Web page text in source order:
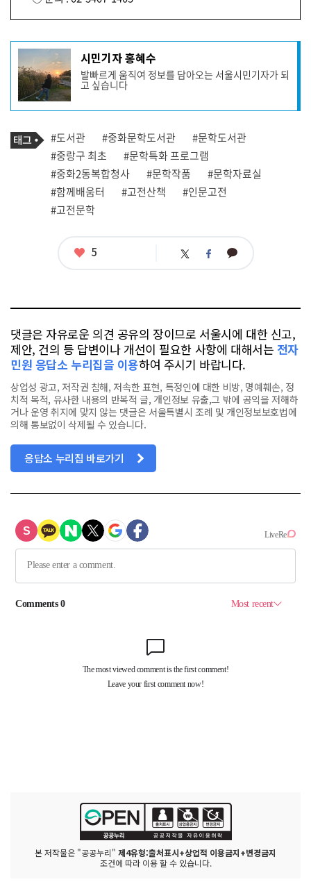
기
사
작
성
자
프
필
시민기자 홍혜수
발빠르게 움직여 정보를 담아오는 서울시민기자가 되
고 싶습니다
기
사
관
련
태
그
태
그
#도서관 #중화문학도서관
#문학도서관
#중랑구 최초
#문학특화 프로그램
#중화2동복합청사
#문학작품
#문학자료실
#함께배움터
#고전산책
#인문고전
#고전문학
좋
5 트 페 카
댓글은 자유로운 의견 공유의 장이므로 서울시에 대한 신고,
제안, 건의 등 답변이나 개선이 필요한 사항에 대해서는 전자
민원 응답소 누리집을 이용하여 주시기 바랍니다.
상업성 광고, 저작권 침해, 저속한 표현, 특정인에 대한 비방, 명예훼손, 정
치적 목적, 유사한 내용의 반복적 글, 개인정보 유출,그 밖에 공익을 저해하
거나 운영 취지에 맞지 않는 댓글은 서울특별시 조례 및 개인정보보호법에
의해 통보없이 삭제될 수 있습니다.
응답소 누리집 바로가기
본 저작물은 "공공누리" 제4유형:출처표시+상업적 이용금지+변경금지
조건에 따라 이용 할 수 있습니다.